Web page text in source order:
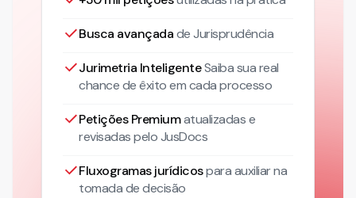
Busca avançadade Jurisprudência
Jurimetria InteligenteSaiba sua real
chance de êxito em cada processo
Petições Premiumatualizadase
revisadas pelo JusDocs
Fluxogramas jurídicospara auxiliar na
tomada de decisão